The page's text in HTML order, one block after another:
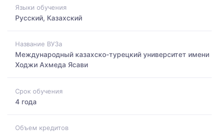
Языки обучения
Русский, Казахский
Название ВУЗа
Международный казахско-турецкий университет имени
Ходжи Ахмеда Ясави
Срок обучения
4 года
Объем кредитов